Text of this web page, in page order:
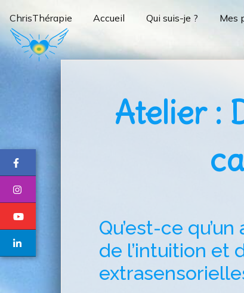
ChrisThérapie Accueil Qui suis-je ? Mes
Atelier :
Qu’est-ce
de l’intuition et